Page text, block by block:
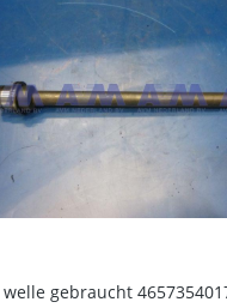
gebraucht